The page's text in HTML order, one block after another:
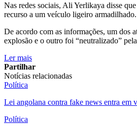
Nas redes sociais, Ali Yerlikaya disse
recurso a um veículo ligeiro armadilhado.
De acordo com as informações, um dos
explosão e o outro foi “neutralizado”
Ler mais
Partilhar
Notícias relacionadas
Política
Lei angolana contra fake news entra em
Política